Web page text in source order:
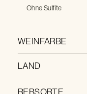
Ohne Sulfite
WEINFARBE
LAND
REBSORTE